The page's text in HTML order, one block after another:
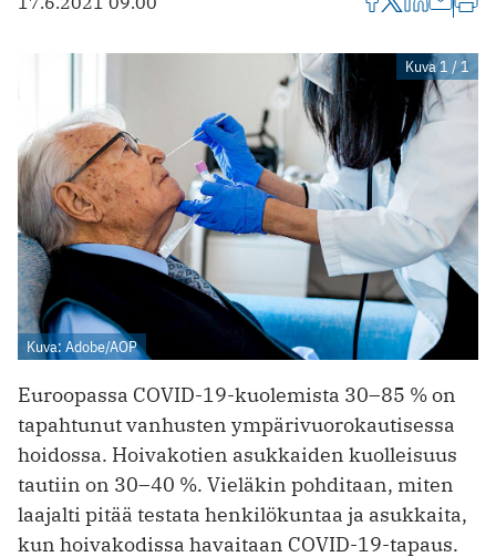
Kuva 1 / 1
Kuva: Adobe/AOP
Euroopassa COVID-19-kuolemista 30–85 % on
tapahtunut vanhusten ympärivuorokautisessa
hoidossa. Hoivakotien asukkaiden kuolleisuus
tautiin on 30–40 %. Vieläkin pohditaan, miten
laajalti pitää testata henkilö­kuntaa ja asukkaita,
kun hoivakodissa havaitaan COVID-19-tapaus.